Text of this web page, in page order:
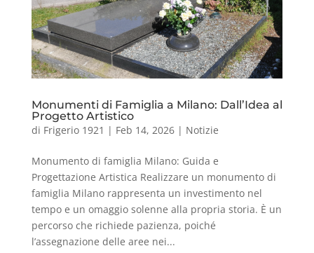
Monumenti di Famiglia a Milano: Dall’Idea al
Progetto Artistico
di Frigerio 1921 | Feb 14, 2026| Notizie
Monumento di famiglia Milano: Guida e
Progettazione Artistica Realizzare un monumento di
famiglia Milano rappresenta un investimento nel
tempo e un omaggio solenne alla propria storia. È un
percorso che richiede pazienza, poiché
l’assegnazione delle aree nei...